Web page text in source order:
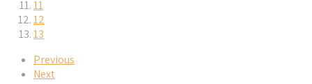
11
12
13
Previous
Next